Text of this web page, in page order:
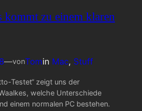
kommt zu einem klaren
—vonTomin Mac, Stuff
Testet“ zeigt uns der
welche Unterschiede
einem normalen PC bestehen.